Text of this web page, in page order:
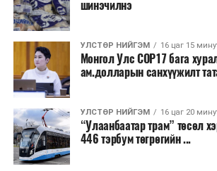
Түгжрэлээс үүдэлтэй эдийн засгийн
тооцоход нэг автомашин өдөрт
түгжрэлд саатахдаа 3.45 литр
зарцуулдаг байна. Ингэснээр нэг
8,238.6 төгрөг, жилд 1.7 сая гаруй
шатахууны зардлыг зөвхөн түгжрэлд
“Улаанбаатар трам” төсөл хэрэгжиж,
ачаалал буурснаар трассын дагуух
шинэчилнэ
УЛСТӨР НИЙГЭМ 16 цаг 15
Монгол Улс COP17 бага
ам.долларын санхүүжилт
УЛСТӨР НИЙГЭМ 16 цаг 20
“Улаанбаатар трам” төсөл
446 тэрбум төгрөгийн ...